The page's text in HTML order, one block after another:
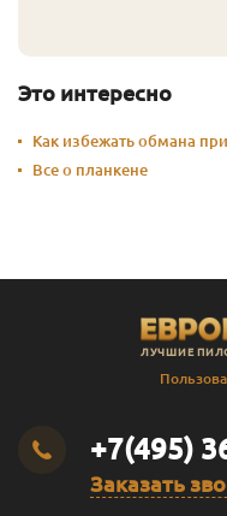
Это интересно
Как избежать обмана
Все о планкене
ЛУЧШИЕ
+7(495)
Заказать